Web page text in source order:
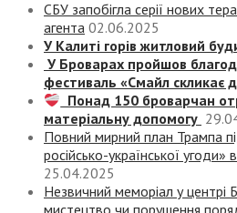
СБУ запобігла серії нових
агента 02.06.2025
У Калиті горів житловий
У Броварах пройшов
фестиваль «Смайл скликає
Понад 150 броварчан
матеріальну допомогу
Повний мирний план Трампа
російсько-української
25.04.2025
Незвичний меморіал у центрі